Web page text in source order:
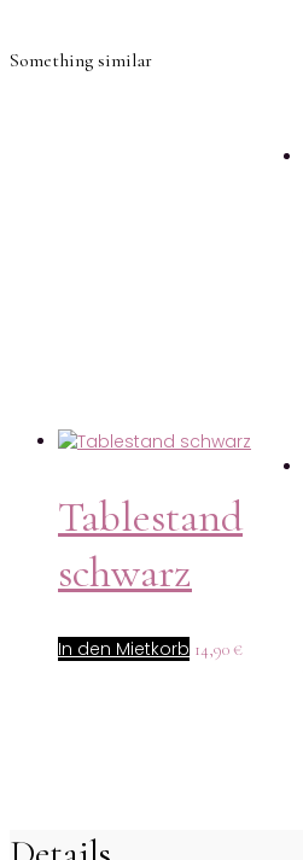
Something similar
Tablestand
schwarz
In den Mietkorb 14,90 €